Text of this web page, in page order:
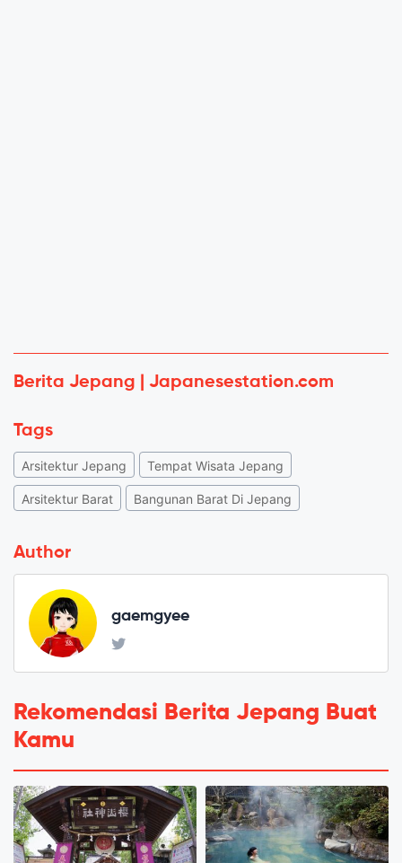
Berita Jepang | Japanesestation.com
Tags
Arsitektur Jepang Tempat Wisata Jepang
Arsitektur Barat Bangunan Barat Di Jepang
Author
gaemgyee
Rekomendasi Berita Jepang Buat
Kamu